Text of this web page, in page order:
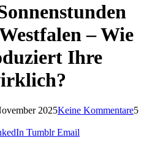
– Wie
Ihre
2025Keine Kommentare5
Tumblr Email